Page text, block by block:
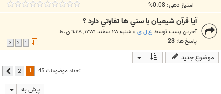
امتیاز دهی: 0.08%
آيا قرآن شيعيان با سني ها تفاوتي دارد ؟
آخرین پست توسطع ل ی« شنبه ۲۸ اسفند ۱۳۸۹, ۹:۴۸ ق.ظ
پاسخ ها: 23
3
موضوع جدید
تعداد موضوعات 45 2 بعدی
پرش به